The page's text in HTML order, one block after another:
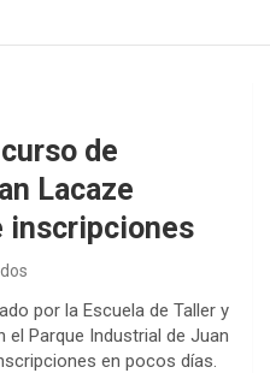
de
Lacaze
inscripciones
por la Escuela de Taller y
el Parque Industrial de Juan
en pocos días.